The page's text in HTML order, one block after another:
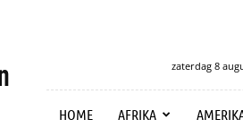
zaterdag 8
HOME AFRIKA